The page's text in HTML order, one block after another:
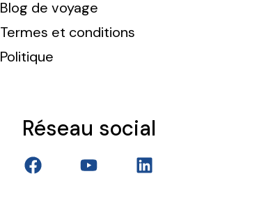
Blog de voyage
Termes et conditions
Politique
Réseau social